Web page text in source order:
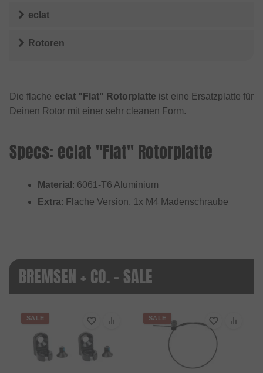
eclat
Rotoren
Die flache eclat "Flat" Rotorplatte ist eine Ersatzplatte für
Deinen Rotor mit einer sehr cleanen Form.
Specs: eclat "Flat" Rotorplatte
Material : 6061-T6 Aluminium
Extra: Flache Version, 1x M4 Madenschraube
BREMSEN + CO. - SALE
SALE SALE